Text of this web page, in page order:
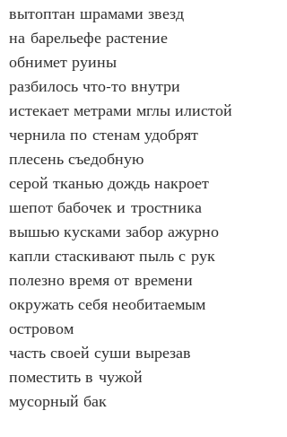
вытоптан шрамами звезд
на барельефе растение
обнимет руины
разбилось что‑то внутри
истекает метрами мглы илистой
чернила по стенам удобрят
плесень съедобную
серой тканью дождь накроет
шепот бабочек и тростника
вышью кусками забор ажурно
капли стаскивают пыль с рук
полезно время от времени
окружать себя необитаемым
островом
часть своей суши вырезав
поместить в чужой
мусорный бак